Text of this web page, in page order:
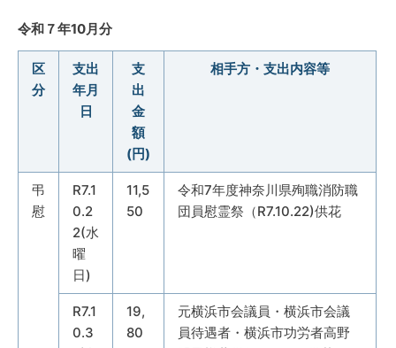
令和７年10月分
区
分
支出
年月
日
支
出
金
額
(円)
相手方・支出内容等
弔
慰
R7.1
0.2
2(水
曜
日)
11,5
50
令和7年度神奈川県殉職消防職
団員慰霊祭（R7.10.22)供花
R7.1
0.3
19,
80
元横浜市会議員・横浜市会議
員待遇者・横浜市功労者高野